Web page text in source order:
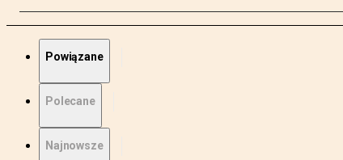
Powiązane
Polecane
Najnowsze